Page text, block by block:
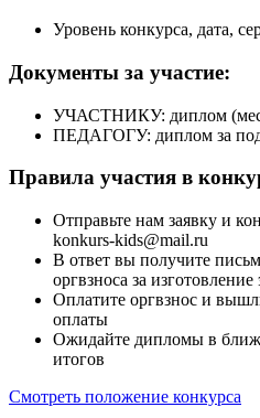
Уровень конкурса, дата,
Документы за участие:
УЧАСТНИКУ: диплом
ПЕДАГОГУ: диплом за
Правила участия в
Отправьте нам заявку и
konkurs-kids@mail.ru
В ответ вы получите
оргвзноса за
Оплатите оргвзнос и
оплаты
Ожидайте дипломы в
итогов
Смотреть положение конкурса